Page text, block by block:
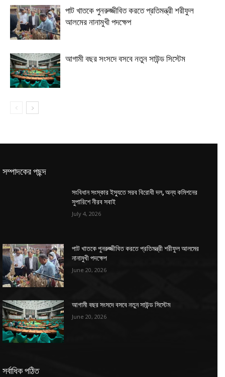
পাট খাতকে পুনরুজ্জীবিত করতে প্রতিমন্ত্রী শরীফুল
আলমের নানামুখী পদক্ষেপ
আগামী বছর সংসদে বসবে নতুন সাউন্ড সিস্টেম
সম্পাদকের পছন্দ
সংবিধান সংস্কার ইস্যুতে সরব বিরোধী দল, অন্য কমিশনের
সুপারিশে নীরব সবাই
July 4, 2026
পাট খাতকে পুনরুজ্জীবিত করতে প্রতিমন্ত্রী শরীফুল আলমের
নানামুখী পদক্ষেপ
June 20, 2026
আগামী বছর সংসদে বসবে নতুন সাউন্ড সিস্টেম
June 20, 2026
সর্বাধিক পঠিত